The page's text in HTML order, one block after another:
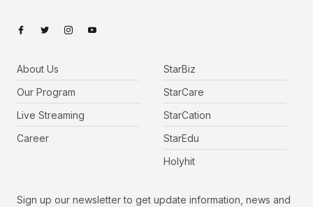
About Us
Our Program
Live Streaming
Career
StarBiz
StarCare
StarCation
StarEdu
Holyhit
Sign up our newsletter to get update information, news and